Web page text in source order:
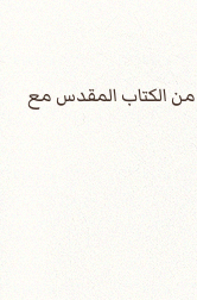
من الكتاب المقدس مع